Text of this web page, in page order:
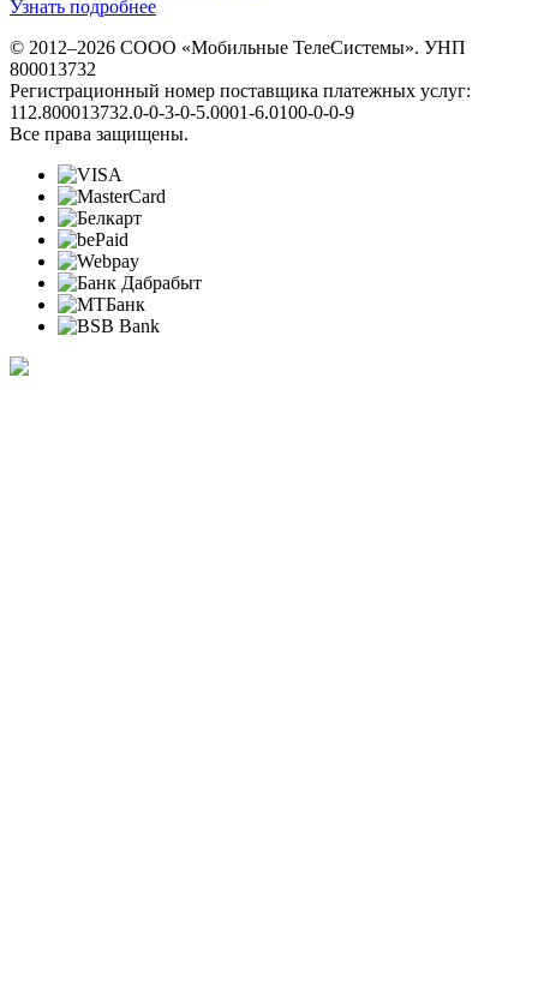
Узнать подробнее
© 2012–2026 СООО «Мобильные ТелеСистемы». УНП
800013732
Регистрационный номер поставщика платежных услуг:
112.800013732.0-0-3-0-5.0001-6.0100-0-0-9
Все права защищены.